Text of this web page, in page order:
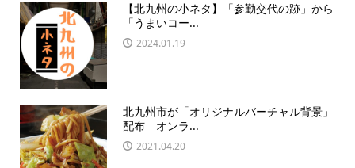
【北九州の小ネタ】「参勤交代の跡」から
「うまいコー...
2024.01.19
北九州市が「オリジナルバーチャル背景」
配布 オンラ...
2021.04.20